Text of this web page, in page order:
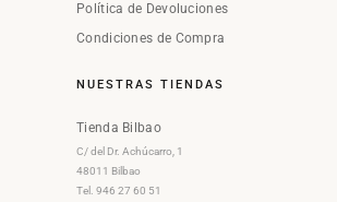
Política de Devoluciones
Condiciones de Compra
NUESTRAS TIENDAS
Tienda Bilbao
C/ del Dr. Achúcarro, 1
48011 Bilbao
Tel. 946 27 60 51